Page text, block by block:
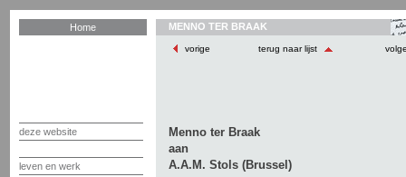
Home
deze website
leven en werk
MENNO TER BRAAK
vorige terug naar lijst
Menno ter Braak
aan
A.A.M. Stols (Brussel)